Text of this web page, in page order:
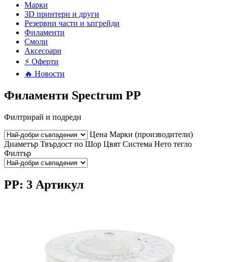
Mарки
3D принтери и други
Резервни части и ъпгрейди
Филаменти
Смоли
Аксесоари
⚡ Оферти
🔥 Новости
Филаменти Spectrum PP
Филтрирай и подреди
Цена Марки (производители)
Диаметър Твърдост по Шор Цвят Система Нето тегло
Филтър
PP: 3 Артикул